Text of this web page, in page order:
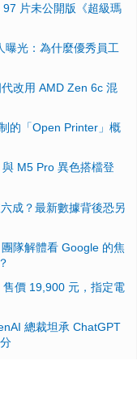
片未公開版《超級瑪
曝光：為什麼優秀員工
改用 AMD Zen 6c 混
的「Open Printer」概
M5 Pro 異色搭檔登
成？最新數據背後恐另
隊解體看 Google 的焦
價 19,900 元，指定電
總裁坦承 ChatGPT